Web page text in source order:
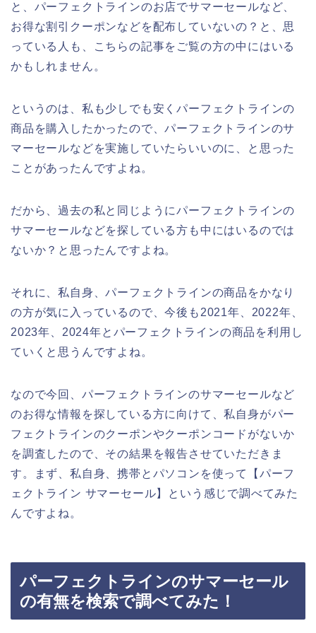
と、パーフェクトラインのお店でサマーセールなど、
お得な割引クーポンなどを配布していないの？と、思
っている人も、こちらの記事をご覧の方の中にはいる
かもしれません。
というのは、私も少しでも安くパーフェクトラインの
商品を購入したかったので、パーフェクトラインのサ
マーセールなどを実施していたらいいのに、と思った
ことがあったんですよね。
だから、過去の私と同じようにパーフェクトラインの
サマーセールなどを探している方も中にはいるのでは
ないか？と思ったんですよね。
それに、私自身、パーフェクトラインの商品をかなり
の方が気に入っているので、今後も2021年、2022年、
2023年、2024年とパーフェクトラインの商品を利用し
ていくと思うんですよね。
なので今回、パーフェクトラインのサマーセールなど
のお得な情報を探している方に向けて、私自身がパー
フェクトラインのクーポンやクーポンコードがないか
を調査したので、その結果を報告させていただきま
す。まず、私自身、携帯とパソコンを使って【パーフ
ェクトライン サマーセール】という感じで調べてみた
んですよね。
パーフェクトラインのサマーセール
の有無を検索で調べてみた！